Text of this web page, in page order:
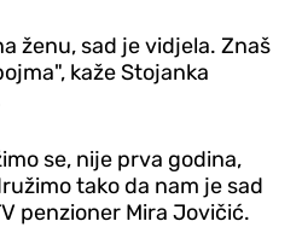
ženu, sad je vidjela. Znaš
kaže Stojanka
se, nije prva godina,
tako da nam je sad
penzioner Mira Jovičić.